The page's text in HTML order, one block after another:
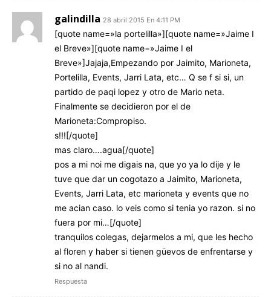
galindilla 28 abril 2015 En 4:11 PM
[quote name=»la portelilla»][quote name=»Jaime I
el Breve»][quote name=»Jaime I el
Breve»]Jajaja,Empezando por Jaimito, Marioneta,
Portelilla, Events, Jarri Lata, etc… Q se f si si, un
partido de paqi lopez y otro de Mario neta.
Finalmente se decidieron por el de
Marioneta:Compropiso.
s!!![/quote]
mas claro….agua[/quote]
pos a mi noi me digais na, que yo ya lo dije y le
tuve que dar un cogotazo a Jaimito, Marioneta,
Events, Jarri Lata, etc marioneta y events que no
me acian caso. lo veis como si tenia yo razon. si no
fuera por mi…[/quote]
tranquilos colegas, dejarmelos a mi, que les hecho
al floren y haber si tienen güevos de enfrentarse y
si no al nandi.
Respuesta